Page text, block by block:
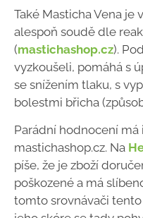
Také Masticha Vena
alespoň soudě dle
(mastichashop.cz).
vyzkoušeli, pomáhá s
se snížením tlaku, s
bolestmi břicha
Parádní hodnocení
mastichashop.cz. Na
píše, že je zboží
poškozené a má
tomto srovnávači